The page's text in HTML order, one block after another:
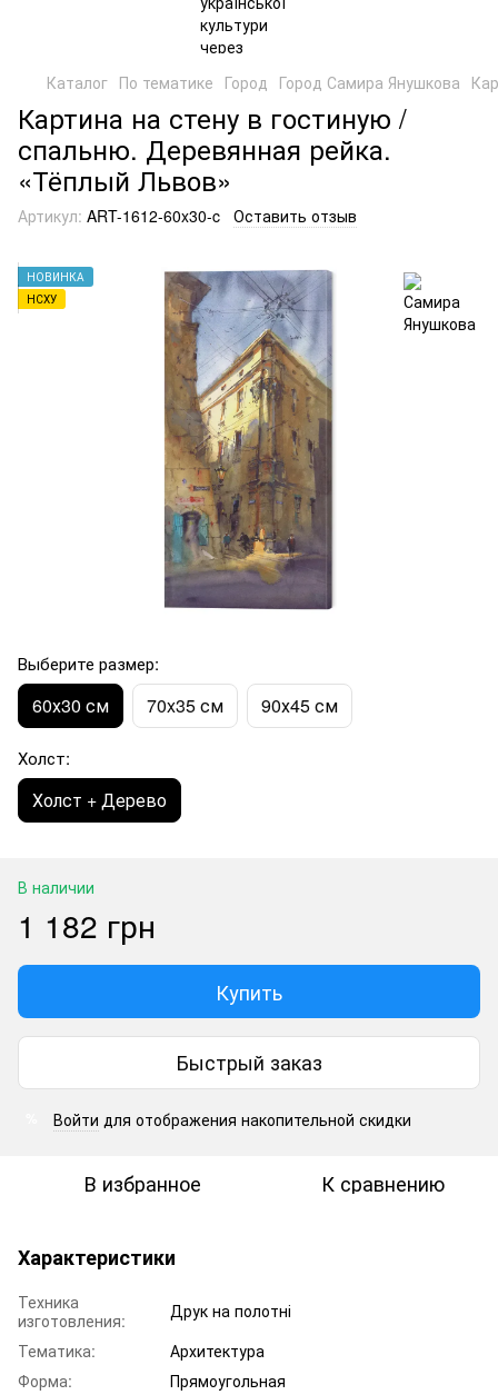
Каталог По тематике Город Город Самира Янушкова
Картина на стену в гостиную /
спальню. Деревянная рейка.
«Тёплый Львов»
Артикул: ART-1612-60x30-c Оставить отзыв
НОВИНКА
НСХУ
Выберите размер:
60х30 см 70x35 см 90х45 см
Холст:
Холст + Дерево
В наличии
1 182 грн
Купить
Быстрый заказ
Войти для отображения накопительной скидки
В избранное К сравнению
Характеристики
Техника
изготовления:
Друк на полотні
Тематика:
Архитектура
Форма:
Прямоугольная